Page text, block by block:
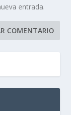
entrada.